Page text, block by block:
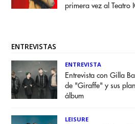
primera vez al Teatro
ENTREVISTAS
ENTREVISTA
Entrevista con Gilla
de "Giraffe" y sus
álbum
LEISURE